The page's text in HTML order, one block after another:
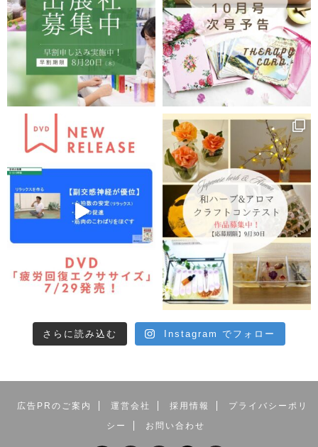
さらに読み込む Instagram でフォロー
広告PRのご案内 運営会社 採用情報
プライバシーポリ
シー
お問い合わせ